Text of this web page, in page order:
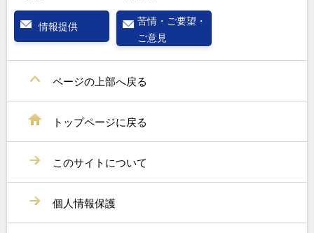
情報提供
苦情・ご要望・
ご意見
ページの上部へ戻る
トップページに戻る
このサイトについて
個人情報保護